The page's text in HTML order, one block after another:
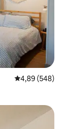
Évaluation
4,89 (548)